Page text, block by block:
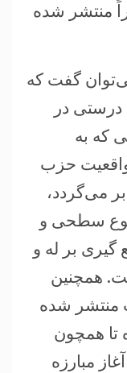
منتشر شده
گفت که
در
که به
حزب
می‌گردد،
سطحی و
بر له و
همچنین
منتشر شده
همچون
مبارزه